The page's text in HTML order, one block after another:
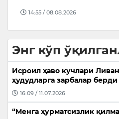
14:55 / 08.08.2026
Энг кўп
Исроил ҳаво кучлари
ҳудудларга зарбалар берди
16:09 / 11.07.2026
“Менга ҳурматсизлик